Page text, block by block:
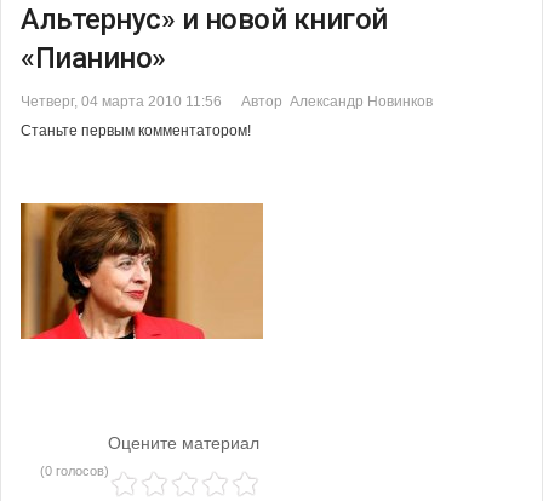
Альтернус» и новой книгой
«Пианино»
Четверг, 04 марта 2010 11:56
Автор Александр Новинков
Станьте первым комментатором!
Оцените материал
(0 голосов)